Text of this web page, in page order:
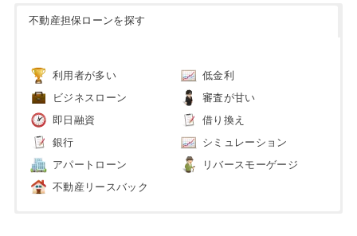
不動産担保ローンを探す
利用者が多い 低金利
ビジネスローン 審査が甘い
即日融資 借り換え
銀行 シミュレーション
アパートローン リバースモーゲージ
不動産リースバック